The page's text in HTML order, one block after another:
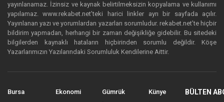
yayınlanamaz. İzinsiz ve kaynak belirtilmeksizin kopyalama ve kullanımı
yapılamaz. www.rekabet.net’teki harici linkler ayrı bir sayfada açılır.
Yayınlanan yazı ve yorumlardan yazarları sorumludur. rekabet.net’te hiçbir
bildirim yapmadan, herhangi bir zaman değişikliğe gidebilir. Bu sitedeki
bilgilerden kaynaklı hataların hiçbirinden sorumlu değildir. Köşe
Yazarlarımızın Yazılarındaki Sorumluluk Kendilerine Aittir.
Bursa
Ekonomi
Gümrük
Künye
BÜLTEN